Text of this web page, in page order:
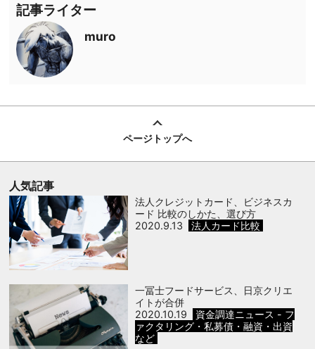
記事ライター
muro
ページトップへ
人気記事
法人クレジットカード、ビジネスカ
ード 比較のしかた、選び方
2020.9.13
法人カード比較
一冨士フードサービス、日京クリエ
イトが合併
2020.10.19
資金調達ニュース - フ
ァクタリング・私募債・融資・出資
など